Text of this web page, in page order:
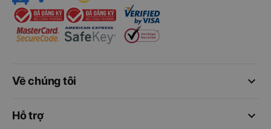
keyboard_arrow_down
Về chúng tôi
keyboard_arrow_down
Hỗ trợ